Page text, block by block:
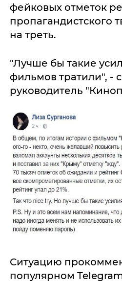
фейковых отметок
пропагандистского
на треть.
"Лучше бы такие
фильмов тратили", -
руководитель
Ситуацию
популярном